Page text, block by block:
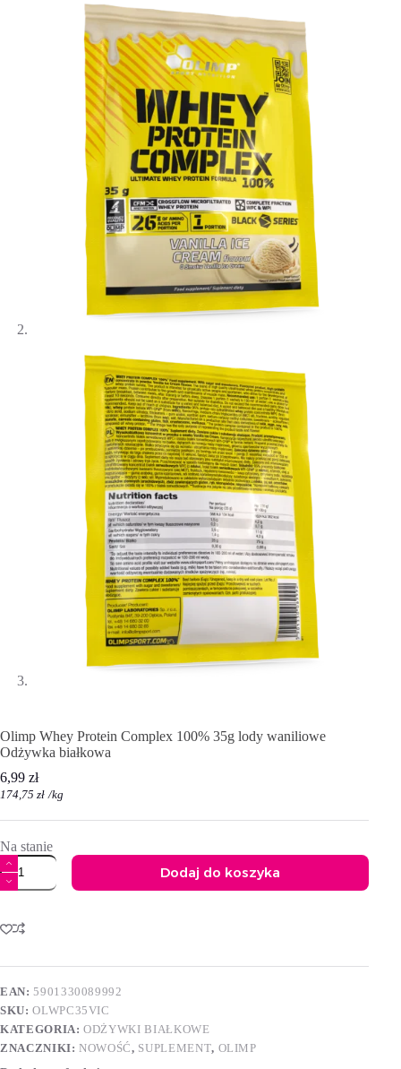
Olimp Whey Protein Complex 100% 35g lody waniliowe
Odżywka białkowa
6,99 zł
174,75 zł /kg
Na stanie
ilość
Olimp
Whey
Complex
100%
lody
Odżywka
białkowa
Dodaj do koszyka
t
r
a
t
i
v
EAN:5901330089992
SKU:OLWPC35VIC
KATEGORIA:ODŻYWKI BIAŁKOWE
ZNACZNIKI:NOWOŚĆ, SUPLEMENT, OLIMP